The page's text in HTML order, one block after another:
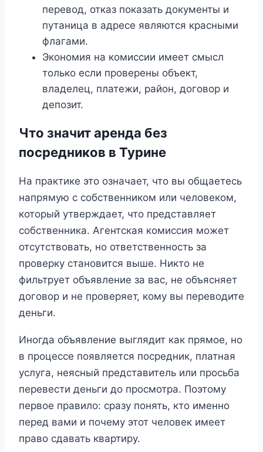
перевод, отказ показать документы и
путаница в адресе являются красными
флагами.
Экономия на комиссии имеет смысл
только если проверены объект,
владелец, платежи, район, договор и
депозит.
Что значит аренда без
посредников в Турине
На практике это означает, что вы общаетесь
напрямую с собственником или человеком,
который утверждает, что представляет
собственника. Агентская комиссия может
отсутствовать, но ответственность за
проверку становится выше. Никто не
фильтрует объявление за вас, не объясняет
договор и не проверяет, кому вы переводите
деньги.
Иногда объявление выглядит как прямое, но
в процессе появляется посредник, платная
услуга, неясный представитель или просьба
перевести деньги до просмотра. Поэтому
первое правило: сразу понять, кто именно
перед вами и почему этот человек имеет
право сдавать квартиру.